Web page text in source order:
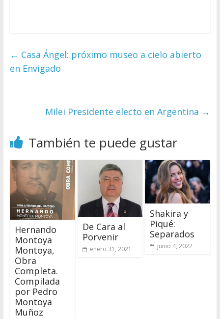
← Casa Ángel: próximo museo a cielo abierto
en Envigado
Milei Presidente electo en Argentina →
También te puede gustar
Hernando
Montoya
Montoya,
Obra
Completa.
Compilada
por Pedro
Montoya
Muñoz
De Cara al
Porvenir
enero 31, 2021
Shakira y
Piqué:
Separados
junio 4, 2022